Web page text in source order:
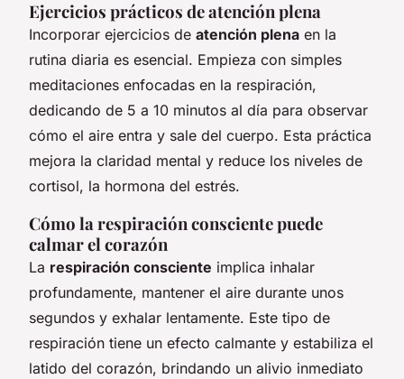
Ejercicios prácticos de atención plena
Incorporar ejercicios de atención plena en la
rutina diaria es esencial. Empieza con simples
meditaciones enfocadas en la respiración,
dedicando de 5 a 10 minutos al día para observar
cómo el aire entra y sale del cuerpo. Esta práctica
mejora la claridad mental y reduce los niveles de
cortisol, la hormona del estrés.
Cómo la respiración consciente puede
calmar el corazón
La respiración consciente implica inhalar
profundamente, mantener el aire durante unos
segundos y exhalar lentamente. Este tipo de
respiración tiene un efecto calmante y estabiliza el
latido del corazón, brindando un alivio inmediato